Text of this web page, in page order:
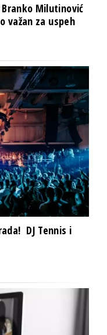
Milutinović
važan za uspeh
DJ Tennis i